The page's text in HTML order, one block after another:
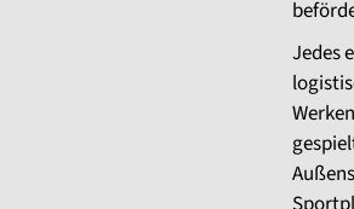
Jedes